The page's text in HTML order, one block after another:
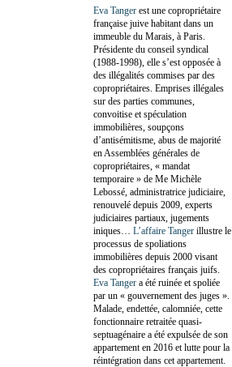
Eva Tanger est une copropriétaire
française juive habitant dans un
immeuble du Marais, à Paris.
Présidente du conseil syndical
(1988-1998), elle s’est opposée à
des illégalités commises par des
copropriétaires. Emprises illégales
sur des parties communes,
convoitise et spéculation
immobilières, soupçons
d’antisémitisme, abus de majorité
en Assemblées générales de
copropriétaires, « mandat
temporaire » de Me Michèle
Lebossé, administratrice judiciaire,
renouvelé depuis 2009, experts
judiciaires partiaux, jugements
iniques… L’affaire Tanger illustre le
processus de spoliations
immobilières depuis 2000 visant
des copropriétaires français juifs.
Eva Tanger a été ruinée et spoliée
par un « gouvernement des juges ».
Malade, endettée, calomniée, cette
fonctionnaire retraitée quasi-
septuagénaire a été expulsée de son
appartement en 2016 et lutte pour la
réintégration dans cet appartement.